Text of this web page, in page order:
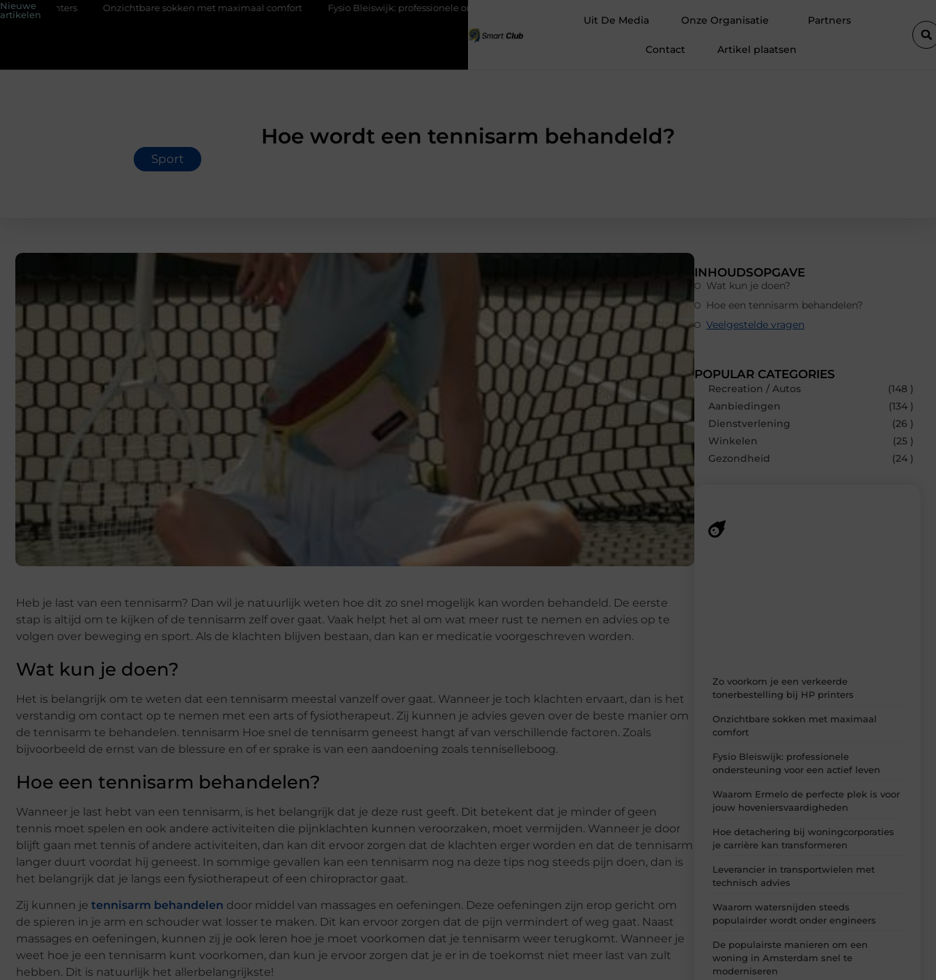
Nieuwe
artikelen
Onzichtbare sokken met maximaal comfort Fysio Bleiswijk: professionele ondersteuning voor een actief leven
Uit De Media Onze Organisatie Partners
Contact Artikel plaatsen
Hoe wordt een tennisarm behandeld?
Sport
Heb je last van een tennisarm? Dan wil je natuurlijk weten hoe dit zo snel mogelijk kan worden behandeld. De eerste
stap is altijd om te kijken of de tennisarm zelf over gaat. Vaak helpt het al om wat meer rust te nemen en advies op te
volgen over beweging en sport. Als de klachten blijven bestaan, dan kan er medicatie voorgeschreven worden.
Wat kun je doen?
Het is belangrijk om te weten dat een tennisarm meestal vanzelf over gaat. Wanneer je toch klachten ervaart, dan is het
verstandig om contact op te nemen met een arts of fysiotherapeut. Zij kunnen je advies geven over de beste manier om
de tennisarm te behandelen. tennisarm Hoe snel de tennisarm geneest hangt af van verschillende factoren. Zoals
bijvoorbeeld de ernst van de blessure en of er sprake is van een aandoening zoals tenniselleboog.
Hoe een tennisarm behandelen?
Wanneer je last hebt van een tennisarm, is het belangrijk dat je deze rust geeft. Dit betekent dat je minder of geen
tennis moet spelen en ook andere activiteiten die pijnklachten kunnen veroorzaken, moet vermijden. Wanneer je door
blijft gaan met tennis of andere activiteiten, dan kan dit ervoor zorgen dat de klachten erger worden en dat de tennisarm
langer duurt voordat hij geneest. In sommige gevallen kan een tennisarm nog na deze tips nog steeds pijn doen, dan is
het belangrijk dat je langs een fysiotherapeut of een chiropractor gaat.
Zij kunnen je tennisarm behandelen door middel van massages en oefeningen. Deze oefeningen zijn erop gericht om
de spieren in je arm en schouder wat losser te maken. Dit kan ervoor zorgen dat de pijn vermindert of weg gaat. Naast
massages en oefeningen, kunnen zij je ook leren hoe je moet voorkomen dat je tennisarm weer terugkomt. Wanneer je
weet hoe je een tennisarm kunt voorkomen, dan kun je ervoor zorgen dat je er in de toekomst niet meer last van zult
hebben. Dit is natuurlijk het allerbelangrijkste!
INHOUDSOPGAVE
Wat kun je doen?
Hoe een tennisarm behandelen?
Veelgestelde vragen
POPULAR CATEGORIES
Recreation / Autos
(148 )
Aanbiedingen
(134 )
Dienstverlening
(26 )
Winkelen
(25 )
Gezondheid
(24 )
Zo voorkom je een verkeerde
tonerbestelling bij HP printers
Onzichtbare sokken met maximaal
comfort
Fysio Bleiswijk: professionele
ondersteuning voor een actief leven
Waarom Ermelo de perfecte plek is voor
jouw hoveniersvaardigheden
Hoe detachering bij woningcorporaties
je carrière kan transformeren
Leverancier in transportwielen met
technisch advies
Waarom watersnijden steeds
populairder wordt onder engineers
De populairste manieren om een
woning in Amsterdam snel te
moderniseren